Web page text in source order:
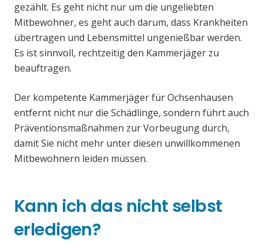
gezählt. Es geht nicht nur um die ungeliebten
Mitbewohner, es geht auch darum, dass Krankheiten
übertragen und Lebensmittel ungenießbar werden.
Es ist sinnvoll, rechtzeitig den Kammerjäger zu
beauftragen.
Der kompetente Kammerjäger für Ochsenhausen
entfernt nicht nur die Schädlinge, sondern führt auch
Präventionsmaßnahmen zur Vorbeugung durch,
damit Sie nicht mehr unter diesen unwillkommenen
Mitbewohnern leiden müssen.
Kann ich das nicht selbst
erledigen?